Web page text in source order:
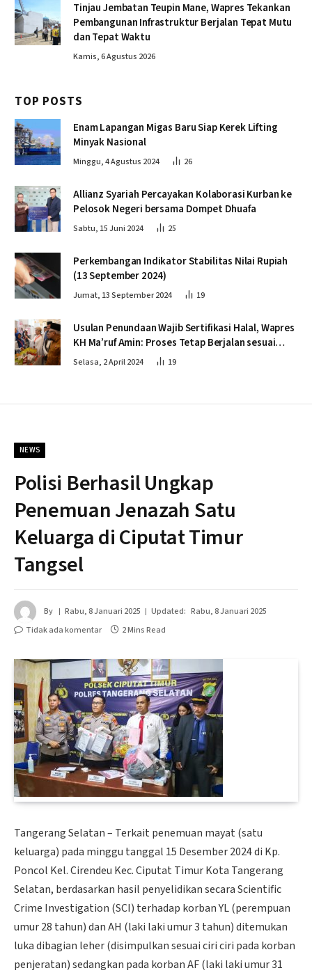
Tinjau Jembatan Teupin Mane, Wapres Tekankan
Pembangunan Infrastruktur Berjalan Tepat Mutu
dan Tepat Waktu
Kamis, 6 Agustus 2026
TOP POSTS
Enam Lapangan Migas Baru Siap Kerek Lifting
Minyak Nasional
Minggu, 4 Agustus 2024 26
Allianz Syariah Percayakan Kolaborasi Kurban ke
Pelosok Negeri bersama Dompet Dhuafa
Sabtu, 15 Juni 2024 25
Perkembangan Indikator Stabilitas Nilai Rupiah
(13 September 2024)
Jumat, 13 September 2024 19
Usulan Penundaan Wajib Sertifikasi Halal, Wapres
KH Ma’ruf Amin: Proses Tetap Berjalan sesuai
Penahapan
Selasa, 2 April 2024 19
NEWS
Polisi Berhasil Ungkap
Penemuan Jenazah Satu
Keluarga di Ciputat Timur
Tangsel
By Rabu, 8 Januari 2025 Updated: Rabu, 8 Januari 2025
Tidak ada komentar
2 Mins Read
Tangerang Selatan – Terkait penemuan mayat (satu
keluarga) pada minggu tanggal 15 Desember 2024 di Kp.
Poncol Kel. Cirendeu Kec. Ciputat Timur Kota Tangerang
Selatan, berdasarkan hasil penyelidikan secara Scientific
Crime Investigation (SCI) terhadap korban YL (perempuan
umur 28 tahun) dan AH (laki laki umur 3 tahun) ditemukan
luka dibagian leher (disimpulkan sesuai ciri ciri pada korban
penjeratan) sedangkan pada korban AF (laki laki umur 31